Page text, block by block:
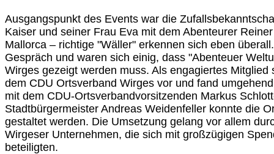
Ausgangspunkt des Events war die
Kaiser und seiner Frau Eva mit dem Abenteurer
Mallorca – richtige "Wäller" erkennen sich eben
Gespräch und waren sich einig, dass "Abenteuer
Wirges gezeigt werden muss. Als engagiertes Mitglied
dem CDU Ortsverband Wirges vor und fand
mit dem CDU-Ortsverbandvorsitzenden Markus
Stadtbürgermeister Andreas Weidenfeller konnte die
gestaltet werden. Die Umsetzung gelang vor allem
Wirgeser Unternehmen, die sich mit großzügigen
beteiligten.